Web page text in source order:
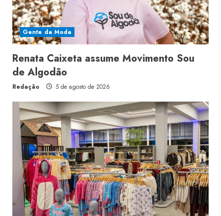
Gente da Moda
Renata Caixeta assume Movimento Sou
de Algodão
Redação 5 de agosto de 2026